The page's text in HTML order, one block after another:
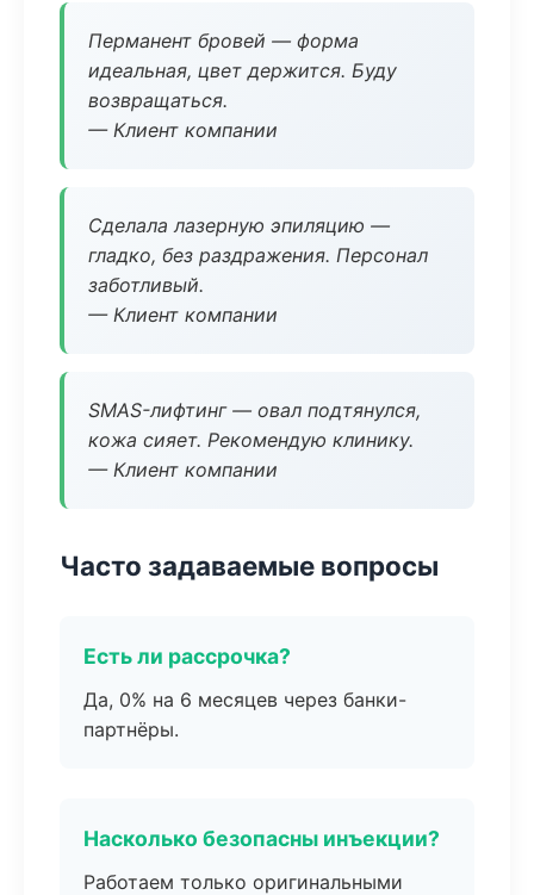
Перманент бровей — форма
идеальная, цвет держится. Буду
возвращаться.
— Клиент компании
Сделала лазерную эпиляцию —
гладко, без раздражения. Персонал
заботливый.
— Клиент компании
SMAS-лифтинг — овал подтянулся,
кожа сияет. Рекомендую клинику.
— Клиент компании
Часто задаваемые вопросы
Есть ли рассрочка?
Да, 0% на 6 месяцев через банки-
партнёры.
Насколько безопасны инъекции?
Работаем только оригинальными